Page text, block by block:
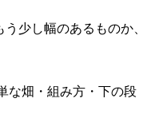
少し幅のあるものか、